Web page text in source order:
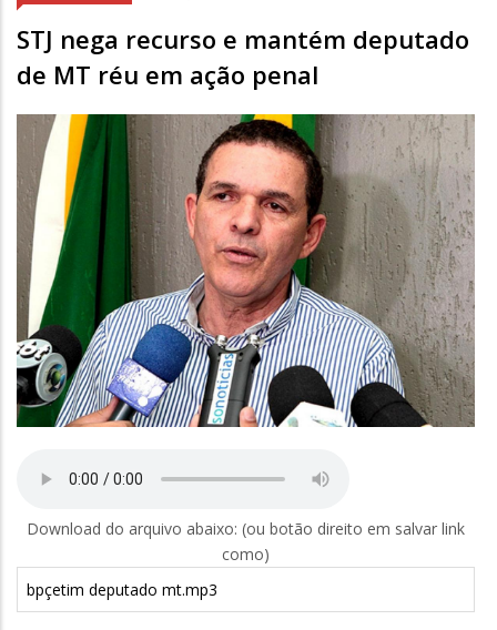
STJ nega recurso e mantém deputado
de MT réu em ação penal
Download do arquivo abaixo: (ou botão direito em salvar link
como)
bpçetim deputado mt.mp3